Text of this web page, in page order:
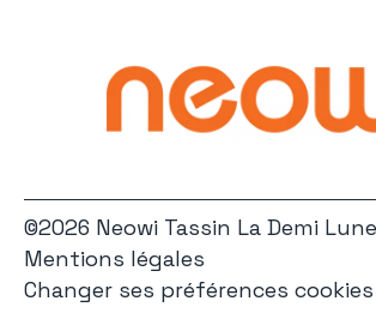
©2026 Neowi Tassin La Demi Lune
Mentions légales
Changer ses préférences cookies